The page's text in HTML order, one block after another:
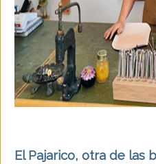
El Pajarico, otra de las